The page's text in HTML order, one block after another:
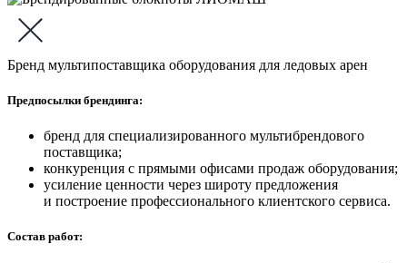
Бренд мультипоставщика оборудования для ледовых арен
Предпосылки брендинга:
бренд для специализированного мультибрендового
поставщика;
конкуренция с прямыми офисами продаж оборудования;
усиление ценности через широту предложения
и построение профессионального клиентского сервиса.
Состав работ: